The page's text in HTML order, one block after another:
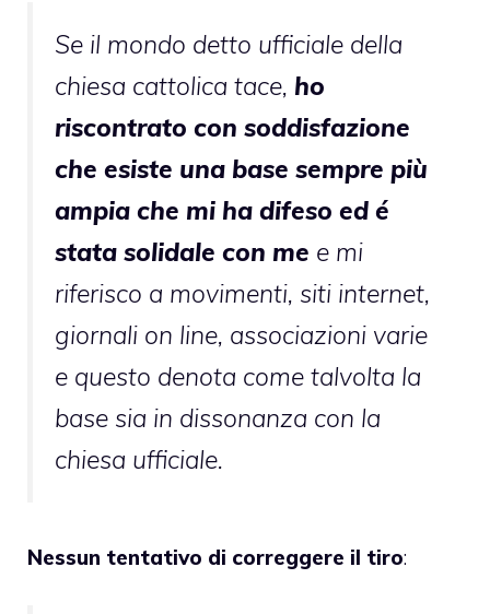
Se il mondo detto ufficiale della
chiesa cattolica tace, ho
riscontrato con soddisfazione
che esiste una base sempre più
ampia che mi ha difeso ed é
stata solidale con me e mi
riferisco a movimenti, siti internet,
giornali on line, associazioni varie
e questo denota come talvolta la
base sia in dissonanza con la
chiesa ufficiale.
Nessun tentativo di correggere il tiro: